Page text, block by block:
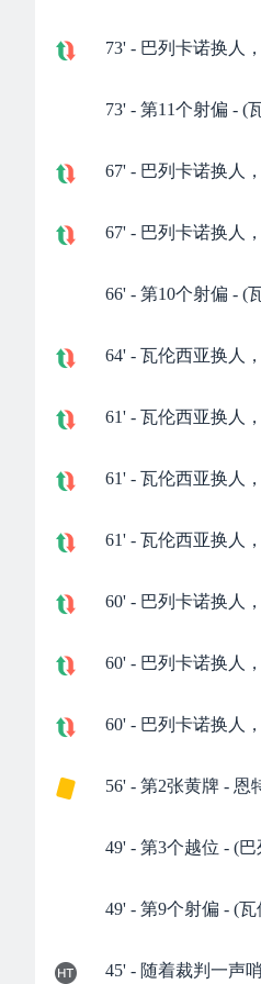
73' - 巴列卡诺换人
73' - 第11个射偏 - (
67' - 巴列卡诺换人
67' - 巴列卡诺换人
66' - 第10个射偏 - (
64' - 瓦伦西亚换人
61' - 瓦伦西亚换人
61' - 瓦伦西亚换人
61' - 瓦伦西亚换人
60' - 巴列卡诺换人
60' - 巴列卡诺换人
60' - 巴列卡诺换人
56' - 第2张黄牌 - 恩
49' - 第3个越位 - (
49' - 第9个射偏 - (
45' - 随着裁判一声